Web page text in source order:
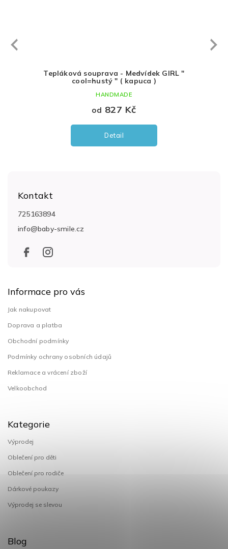
Tepláková souprava - Medvídek GIRL "
cool=hustý " ( kapuca )
od 827 Kč
Detail
HANDMADE
Next
Kontakt
info@baby-smile.cz
725163894
Informace pro vás
Jak nakupovat
Doprava a platba
Obchodní podmínky
Podmínky ochrany osobních údajů
Reklamace a vrácení zboží
Velkoobchod
Kategorie
Výprodej
Oblečení pro děti
Oblečení pro rodiče
Dárkové poukazy
Výprodej se slevou
Blog